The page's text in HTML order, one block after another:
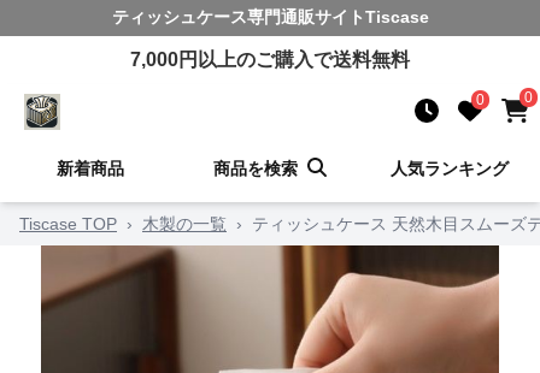
ティッシュケース専門通販サイトTiscase
7,000円以上のご購入で送料無料
0 0
新着商品 商品を検索 人気ランキング
Tiscase TOP › 木製の一覧 › ティッシュケース 天然木目スムーズ